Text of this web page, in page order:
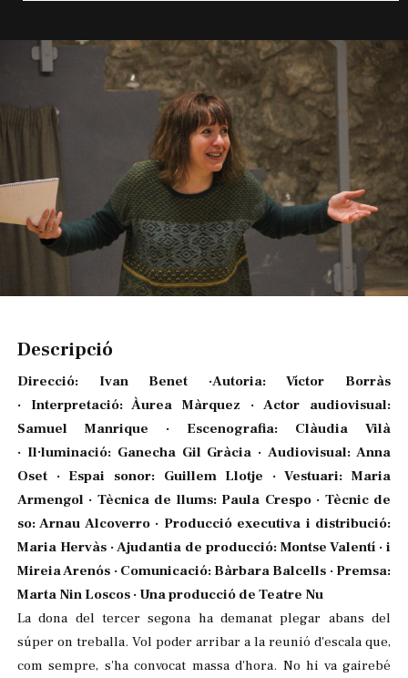
Descripció
Direcció: Ivan Benet ·Autoria: Víctor Borràs
· Interpretació: Àurea Màrquez · Actor audiovisual:
Samuel Manrique · Escenografia: Clàudia Vilà
· Il·luminació: Ganecha Gil Gràcia · Audiovisual: Anna
Oset · Espai sonor: Guillem Llotje · Vestuari: Maria
Armengol · Tècnica de llums: Paula Crespo · Tècnic de
so: Arnau Alcoverro · Producció executiva i distribució:
Maria Hervàs · Ajudantia de producció: Montse Valentí · i
Mireia Arenós · Comunicació: Bàrbara Balcells · Premsa:
Marta Nin Loscos · Una producció de Teatre Nu
La dona del tercer segona ha demanat plegar abans del
súper on treballa. Vol poder arribar a la reunió d'escala que,
com sempre, s'ha convocat massa d'hora. No hi va gairebé